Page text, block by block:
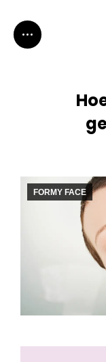
FORMY FACE